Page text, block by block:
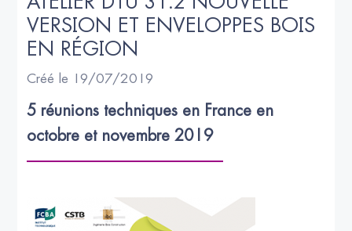
VERSION ET ENVELOPPES BOIS
EN RÉGION
Créé le 19/07/2019
5 réunions techniques en France en
octobre et novembre 2019